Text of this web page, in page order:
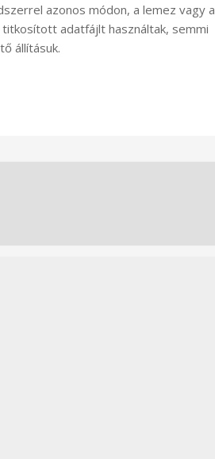
azonos módon, a lemez vagy a
adatfájlt használtak, semmi
állításuk.